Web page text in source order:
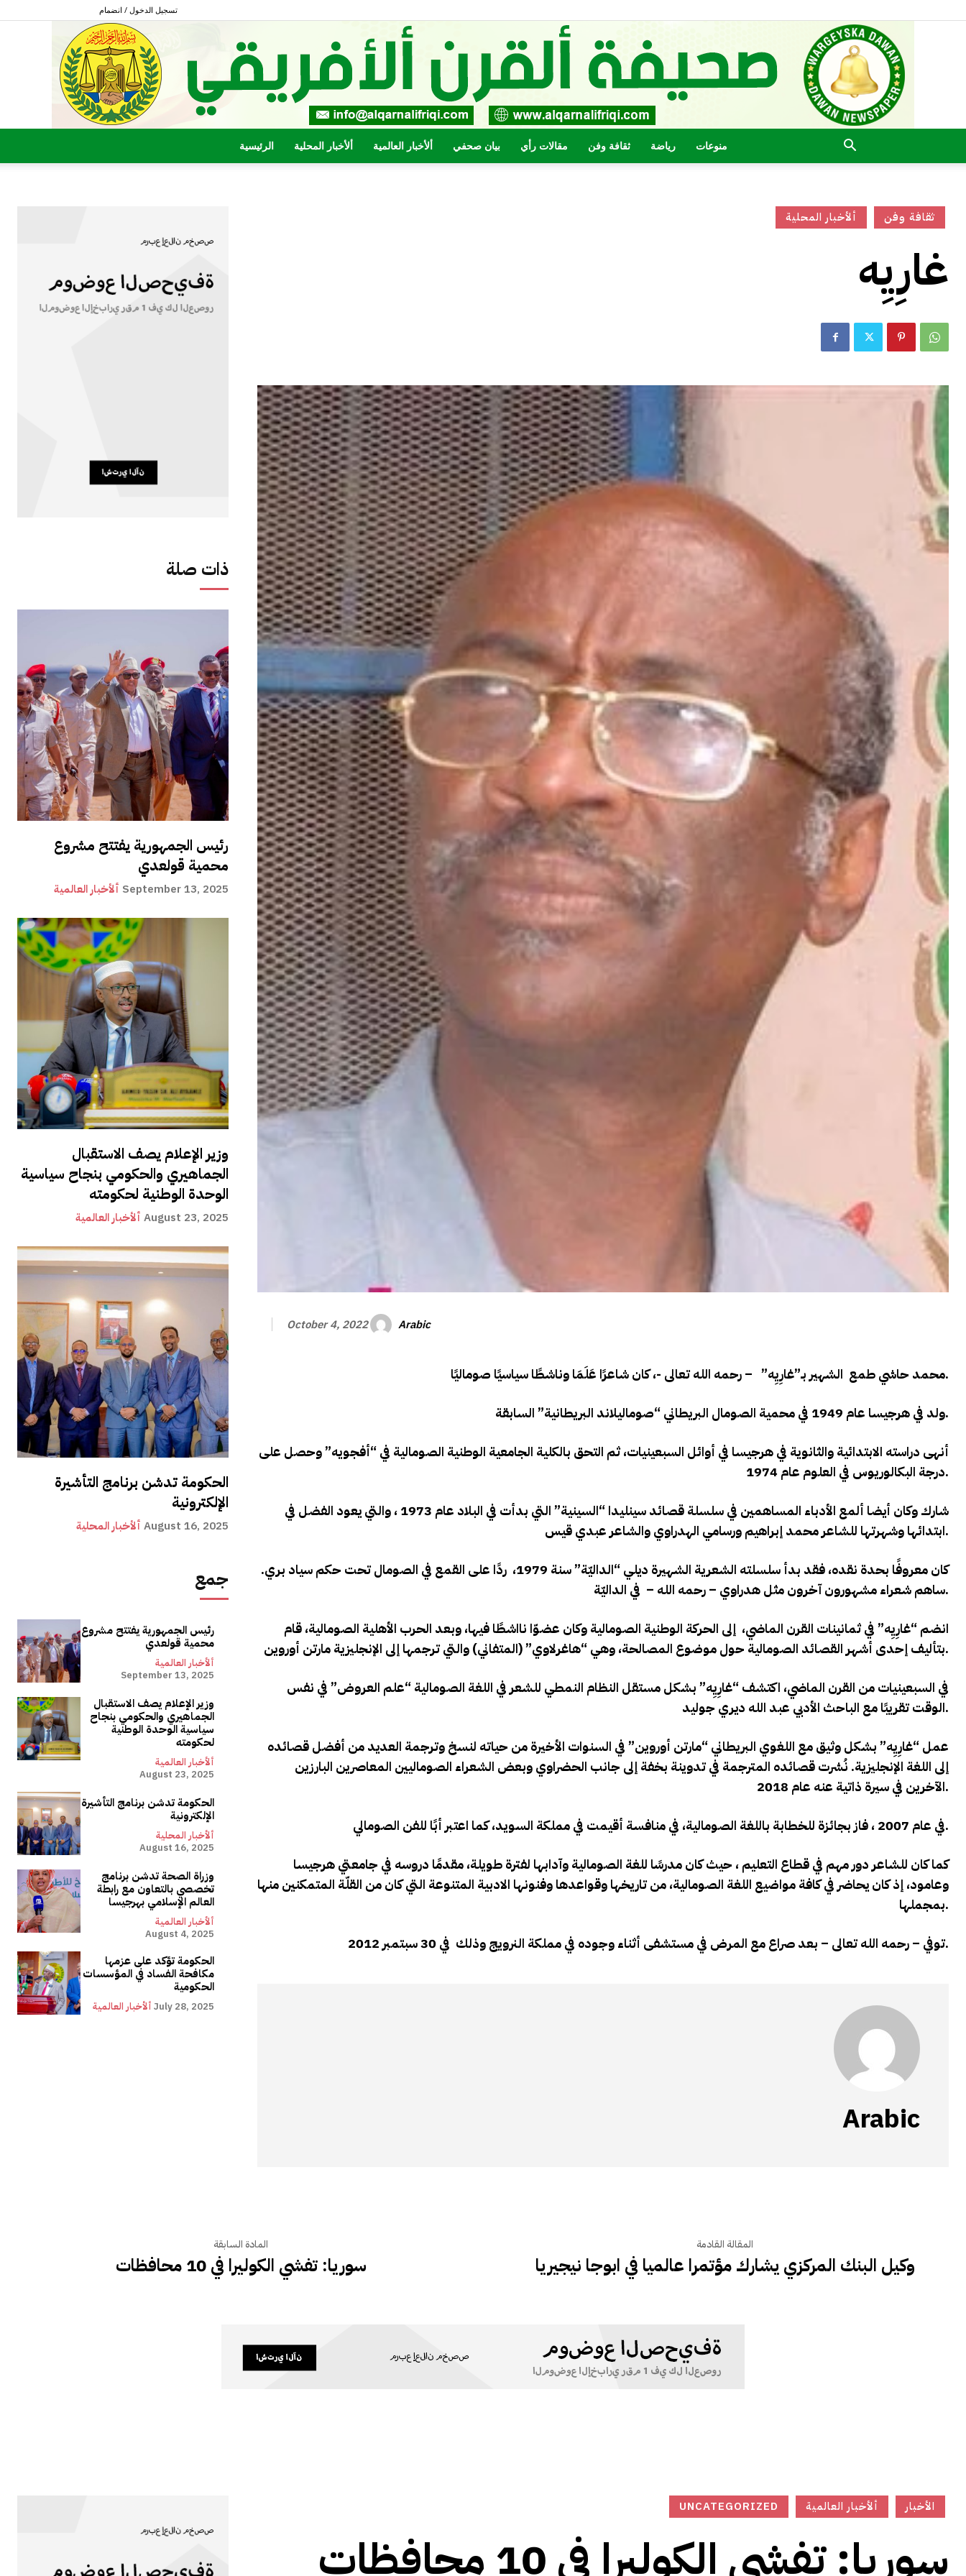
تسجيل الدخول / انضمام
الرئيسية ألأخبار المحلية ألأخبار العالمية بيان صحفي مقالات رأي ثقافة وفن رياضة منوعات
ذات صلة
رئيس الجمهورية يفتتح مشروع
محمية قولعدي
ألأخبار العالمية September 13, 2025
وزير الإعلام يصف الاستقبال
الجماهيري والحكومي بنجاح سياسية
الوحدة الوطنية لحكومته
ألأخبار العالمية August 23, 2025
الحكومة تدشن برنامج التأشيرة
الإلكترونية
ألأخبار المحلية August 16, 2025
جمع
رئيس الجمهورية يفتتح مشروع
محمية قولعدي
ألأخبار العالمية
September 13, 2025
وزير الإعلام يصف الاستقبال
الجماهيري والحكومي بنجاح
سياسية الوحدة الوطنية
لحكومته
ألأخبار العالمية
August 23, 2025
الحكومة تدشن برنامج التأشيرة
الإلكترونية
ألأخبار المحلية
August 16, 2025
وزراة الصحة تدشن برنامج
تخصصي بالتعاون مع رابطة
العالم الإسلامي بهرجيسا
ألأخبار العالمية
August 4, 2025
الحكومة تؤكد على عزمها
مكافحة الفساد في المؤسسات
الحكومية
ألأخبار العالمية July 28, 2025
ألأخبار المحلية ثقافة وفن
غارِيِه
October 4, 2022 Arabic
محمد حاشي طمع الشهير بـ”غارِيِه” – رحمه الله تعالى -، كان شاعرًا عَلَمَا وناشطًا سياسيًا صوماليًا.
ولد في هرجيسا عام 1949 في محمية الصومال البريطاني “صوماليلاند البريطانية” السابقة.
أنهى دراسته الابتدائية والثانوية في هرجيسا في أوائل السبعينيات، ثم التحق بالكلية الجامعية الوطنية الصومالية في “أفجويه” وحصل على
درجة البكالوريوس في العلوم عام 1974.
شارك وكان أيضا ألمع الأدباء المساهمين في سلسلة قصائد سينليدا “السينية” التي بدأت في البلاد عام 1973 ، والتي يعود الفضل في
ابتدائها وشهرتها للشاعر محمد إبراهيم ورسامي الهدراوي والشاعر عبدي قيس.
كان معروفًا بحدة نقده، فقد بدأ سلسلته الشعرية الشهيرة ديلي “الداليّة” سنة 1979، ردًا على القمع في الصومال تحت حكم سياد بري.
ساهم شعراء مشهورون آخرون مثل هدراوي – رحمه الله – في الداليّة.
انضم “غارِيِه” في ثمانينات القرن الماضي، إلى الحركة الوطنية الصومالية وكان عضوّا نااشطًا فيها، وبعد الحرب الأهلية الصومالية، قام
بتأليف إحدى أشهر القصائد الصومالية حول موضوع المصالحة، وهي “هاغرلاوي” (المتفاني) والتي ترجمها إلى الإنجليزية مارتن أوروين.
في السبعينيات من القرن الماضي، اكتشف “غارِيِه” بشكل مستقل النظام النمطي للشعر في اللغة الصومالية “علم العروض” في نفس
الوقت تقريبًا مع الباحث الأدبي عبد الله ديري جوليد.
عمل “غارِيِه” بشكل وثيق مع اللغوي البريطاني “مارتن أوروين” في السنوات الأخيرة من حياته لنسخ وترجمة العديد من أفضل قصائده
إلى اللغة الإنجليزية. نُشرت قصائده المترجمة في تدوينة بخفة إلى جانب الحضراوي وبعض الشعراء الصوماليين المعاصرين البارزين
الآخرين في سيرة ذاتية عنه عام 2018.
في عام 2007 ، فاز بجائزة للخطابة باللغة الصومالية، في منافسة أقيمت في مملكة السويد، كما اعتبر أبًا للفن الصومالي.
كما كان للشاعر دور مهم في قطاع التعليم ، حيث كان مدرسًا للغة الصومالية وآدابها لفترة طويلة، مقدمًا دروسه في جامعتي هرجيسا
وعامود، إذ كان يحاضر في كافة مواضيع اللغة الصومالية، من تاريخها وقواعدها وفنونها الادبية المتنوعة التي كان من القلّة المتمكنين منها
بمجملها.
توفي – رحمه الله تعالى – بعد صراع مع المرض في مستشفى أثناء وجوده في مملكة النرويج وذلك في 30 سبتمبر 2012.
Arabic
المادة السابقة
سوريا: تفشي الكوليرا في 10 محافظات
المقالة القادمة
وكيل البنك المركزي يشارك مؤتمرا عالميا في ابوجا نيجيريا